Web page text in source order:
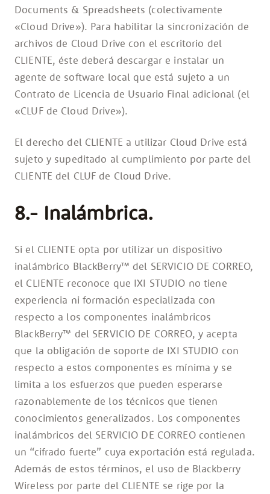
Documents & Spreadsheets (colectivamente
«Cloud Drive»). Para habilitar la sincronización de
archivos de Cloud Drive con el escritorio del
CLIENTE, éste deberá descargar e instalar un
agente de software local que está sujeto a un
Contrato de Licencia de Usuario Final adicional (el
«CLUF de Cloud Drive»).
El derecho del CLIENTE a utilizar Cloud Drive está
sujeto y supeditado al cumplimiento por parte del
CLIENTE del CLUF de Cloud Drive.
8.- Inalámbrica.
Si el CLIENTE opta por utilizar un dispositivo
inalámbrico BlackBerry™ del SERVICIO DE CORREO,
el CLIENTE reconoce que IXI STUDIO no tiene
experiencia ni formación especializada con
respecto a los componentes inalámbricos
BlackBerry™ del SERVICIO DE CORREO, y acepta
que la obligación de soporte de IXI STUDIO con
respecto a estos componentes es mínima y se
limita a los esfuerzos que pueden esperarse
razonablemente de los técnicos que tienen
conocimientos generalizados. Los componentes
inalámbricos del SERVICIO DE CORREO contienen
un “cifrado fuerte” cuya exportación está regulada.
Además de estos términos, el uso de Blackberry
Wireless por parte del CLIENTE se rige por la